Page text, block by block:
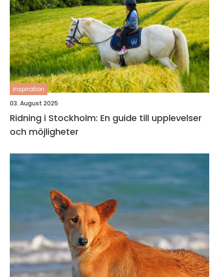
inspiration
03. August 2025
Ridning i Stockholm: En guide till upplevelser
och möjligheter